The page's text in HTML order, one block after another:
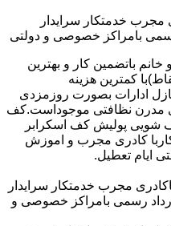
مجرب خدمتکار سرایدار
رسمی بامراکز خصوصی و دولتی
باتضمین کار و بهترین
کمترین هزینه
ادارات بصورت روزمزدی
مدرن نظافتی موجوداست.کف
شویی پولیش کف اسکرابر
کادری مجرب و اموزش
ایام تعطیل.
مجرب خدمتکار سرایدار
رسمی بامراکز خصوصی و